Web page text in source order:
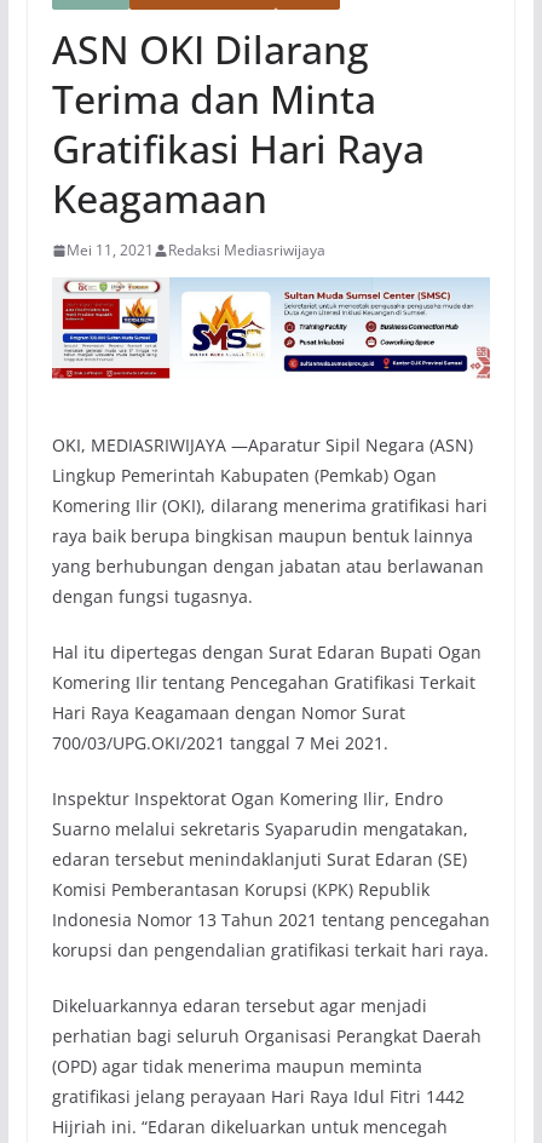
ASN OKI Dilarang
Terima dan Minta
Gratifikasi Hari Raya
Keagamaan
Mei 11, 2021 Redaksi Mediasriwijaya
OKI, MEDIASRIWIJAYA —Aparatur Sipil Negara (ASN)
Lingkup Pemerintah Kabupaten (Pemkab) Ogan
Komering Ilir (OKI), dilarang menerima gratifikasi hari
raya baik berupa bingkisan maupun bentuk lainnya
yang berhubungan dengan jabatan atau berlawanan
dengan fungsi tugasnya.
Hal itu dipertegas dengan Surat Edaran Bupati Ogan
Komering Ilir tentang Pencegahan Gratifikasi Terkait
Hari Raya Keagamaan dengan Nomor Surat
700/03/UPG.OKI/2021 tanggal 7 Mei 2021.
Inspektur Inspektorat Ogan Komering Ilir, Endro
Suarno melalui sekretaris Syaparudin mengatakan,
edaran tersebut menindaklanjuti Surat Edaran (SE)
Komisi Pemberantasan Korupsi (KPK) Republik
Indonesia Nomor 13 Tahun 2021 tentang pencegahan
korupsi dan pengendalian gratifikasi terkait hari raya.
Dikeluarkannya edaran tersebut agar menjadi
perhatian bagi seluruh Organisasi Perangkat Daerah
(OPD) agar tidak menerima maupun meminta
gratifikasi jelang perayaan Hari Raya Idul Fitri 1442
Hijriah ini. “Edaran dikeluarkan untuk mencegah